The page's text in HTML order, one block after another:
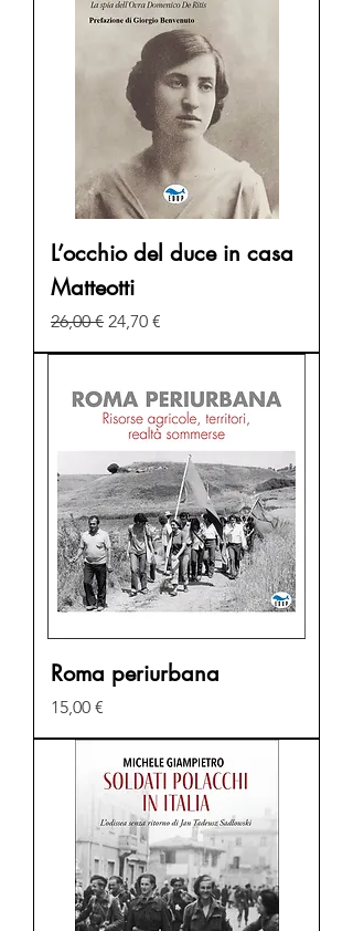
L’occhio del duce in casa
Matteotti
Prezzo regolare
26,00 € Prezzo scontato
24,70 €
Roma periurbana
Prezzo
15,00 €